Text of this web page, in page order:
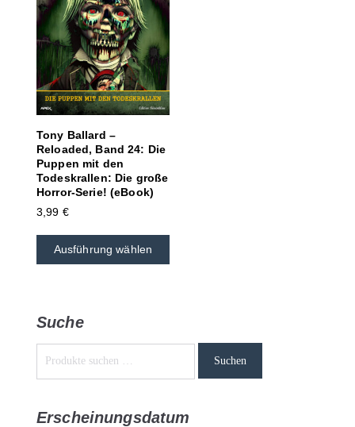
Tony Ballard –
Reloaded, Band 24: Die
Puppen mit den
Todeskrallen: Die große
Horror-Serie! (eBook)
3,99 €
Ausführung wählen
Suche
Suchen
Erscheinungsdatum